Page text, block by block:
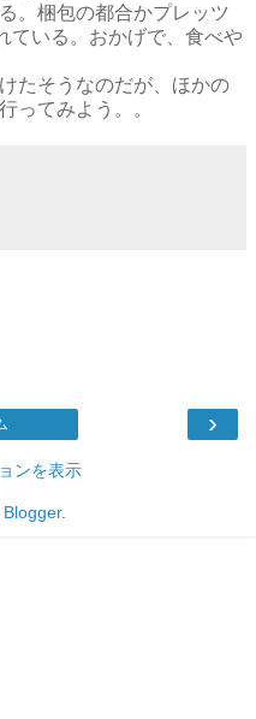
。梱包の都合かプレッツ
ている。おかげで、食べや
たそうなのだが、ほかの
ってみよう。。
›
ンを表示
Blogger.